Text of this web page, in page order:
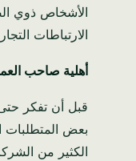
الأشخاص ذوي
الارتباطات
أهلية صاحب
قبل أن تفكر
الكثير من
البريد الإلكتروني
كيف يمكنني